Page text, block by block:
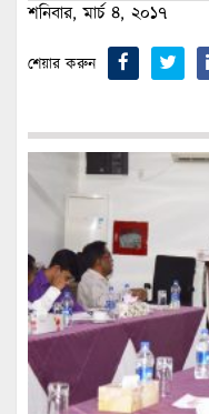
শনিবার, মার্চ ৪, ২০১৭
শেয়ার করুন